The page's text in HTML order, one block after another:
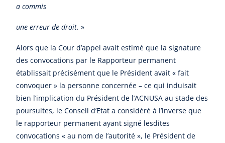
a commis
une erreur de droit. »
Alors que la Cour d’appel avait estimé que la signature
des convocations par le Rapporteur permanent
établissait précisément que le Président avait « fait
convoquer » la personne concernée – ce qui induisait
bien l’implication du Président de l’ACNUSA au stade des
poursuites, le Conseil d’Etat a considéré à l’inverse que
le rapporteur permanent ayant signé lesdites
convocations « au nom de l’autorité », le Président de